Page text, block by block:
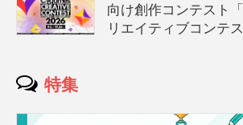
向け創作コンテスト
リエイティブコンテ
特集